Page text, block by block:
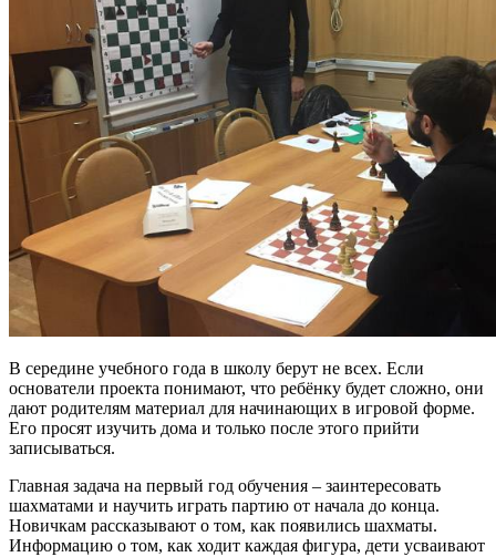
В середине учебного года в школу берут не всех. Если
основатели проекта понимают, что ребёнку будет сложно, они
дают родителям материал для начинающих в игровой форме.
Его просят изучить дома и только после этого прийти
записываться.
Главная задача на первый год обучения – заинтересовать
шахматами и научить играть партию от начала до конца.
Новичкам рассказывают о том, как появились шахматы.
Информацию о том, как ходит каждая фигура, дети усваивают